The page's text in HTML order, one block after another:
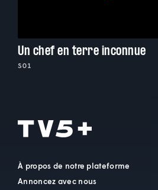
Un chef en terre inconnue
S01
À propos de notre plateforme
Annoncez avec nous